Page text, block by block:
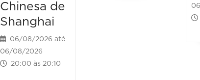
Chinesa de
Shanghai
06/08/2026 até
06/08/2026
20:00 às 20:10